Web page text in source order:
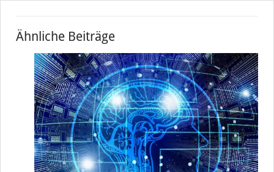
Ähnliche Beiträge